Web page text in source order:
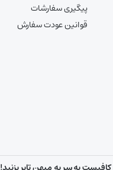
پیگیری سفارشات
قوانین عودت سفارش